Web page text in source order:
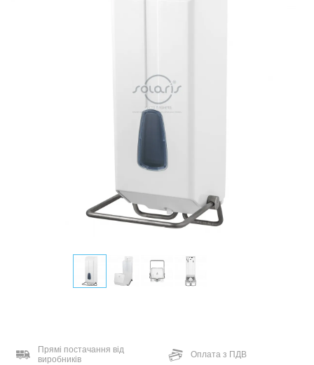
Прямі постачання від
виробників
Оплата з ПДВ